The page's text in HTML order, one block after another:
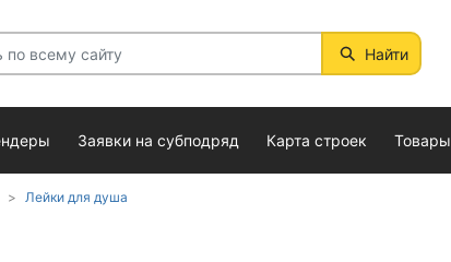
Найти
Заявки на субподряд Карта строек Товары
Лейки для душа